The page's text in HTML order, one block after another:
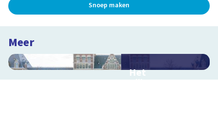
Snoep maken
Meer
Het
Rijksmuseum